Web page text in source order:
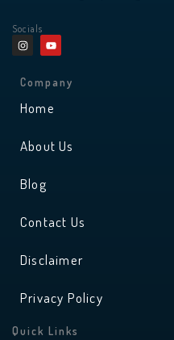
Socials
I
n
s
a
r
a
Y
o
u
u
Company
Home
About Us
Blog
Contact Us
Disclaimer
Privacy Policy
Quick Links